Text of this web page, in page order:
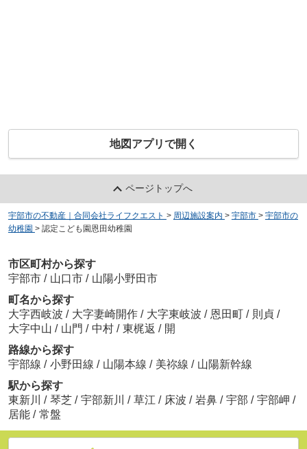
地図アプリで開く
ページトップへ
宇部市の不動産｜合同会社ライフクエスト > 周辺施設案内 > 宇部市 > 宇部市の
幼稚園 > 認定こども園恩田幼稚園
市区町村から探す
宇部市 / 山口市 / 山陽小野田市
町名から探す
大字西岐波 / 大字妻崎開作 / 大字東岐波 / 恩田町 / 則貞 /
大字中山 / 山門 / 中村 / 東梶返 / 開
路線から探す
宇部線 / 小野田線 / 山陽本線 / 美祢線 / 山陽新幹線
駅から探す
東新川
/ 琴芝 / 宇部新川 / 草江 / 床波 / 岩鼻 / 宇部 / 宇部岬 /
居能 / 常盤